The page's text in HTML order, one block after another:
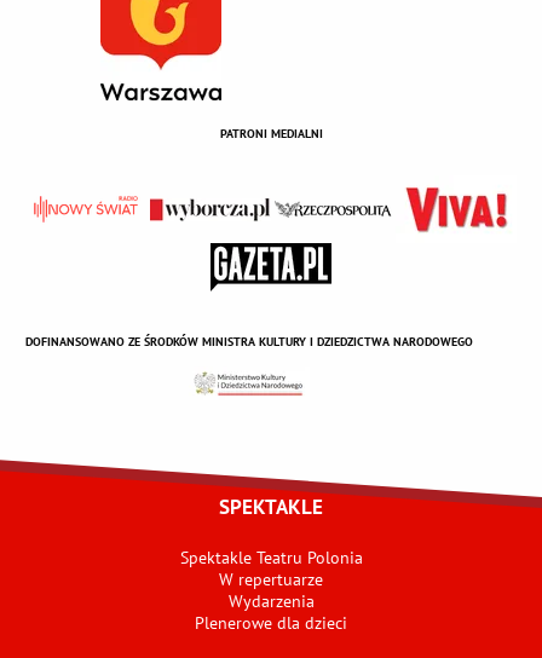
PATRONI MEDIALNI
DOFINANSOWANO ZE ŚRODKÓW MINISTRA KULTURY I DZIEDZICTWA NARODOWEGO
SPEKTAKLE
Spektakle Teatru Polonia
W repertuarze
Wydarzenia
Plenerowe dla dzieci